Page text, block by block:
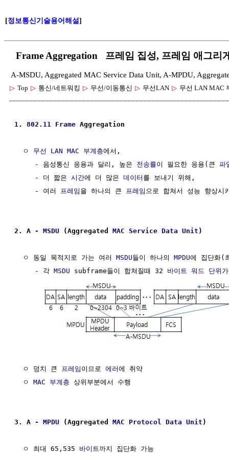
[정보통신기술용어해설]
Frame Aggregation 프레임 집성, 프레임 애그리
A-MSDU, Aggregated MAC Service Data Unit, A-MPDU,
▷ Top ▷ 통신/네트워킹 ▷ 무선/이동통신 ▷ 무선LAN ▷ 무선 LAN MAC
1. 802.11 Frame Aggregation
  ㅇ
무선 LAN MAC 부계층에서,
     - 음성통신 응용과 달리, 높은
전송률이 필요한 응용(큰 파
     - 더 짧은
시간에 더 많은 데이터 를 보내기 위해,
     - 여러
프레임 을 하나의 큰 프레임 으로 합쳐서 성능 향상시
2. A - MSDU (Aggregated MAC Service Data Unit )
  ㅇ 동일 목적지로 가는 여러
MSDU들이 하나의 MPDU에 집단화(
     - 각
MSDU subframe들이 합쳐질때 32 바이트 워드 단위
  ㅇ 덩치 큰
프레임 이므로 에러에 취약
  ㅇ
MAC 부계층 상위부분에서 수행
3. A - MPDU (Aggregated MAC Protocol Data Unit )
  ㅇ 최대 65,535
바이트까지 집단화 가능